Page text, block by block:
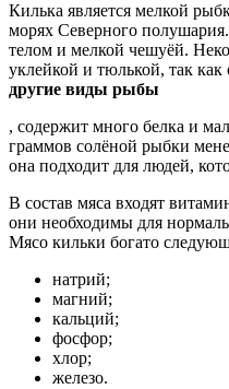
Килька является мелкой
морях Северного
телом и мелкой чешуёй.
уклейкой и тюлькой, так
другие виды рыбы
, содержит много белка и
граммов солёной рыбки
она подходит для людей,
В состав мяса входят
они необходимы для
Мясо кильки богато
натрий;
магний;
кальций;
фосфор;
хлор;
железо.